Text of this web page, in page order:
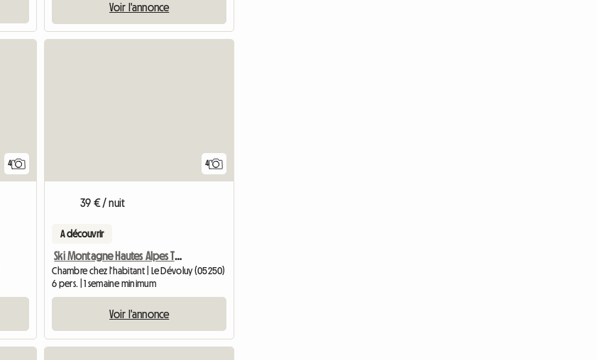
Voir l'annonce
4 4
39 € / nuit
A découvrir
Ski Montagne Hautes Alpes T2/6p & Stud
Chambre chez l'habitant | Le Dévoluy (05250)
6 pers. | 1 semaine minimum
Voir l'annonce